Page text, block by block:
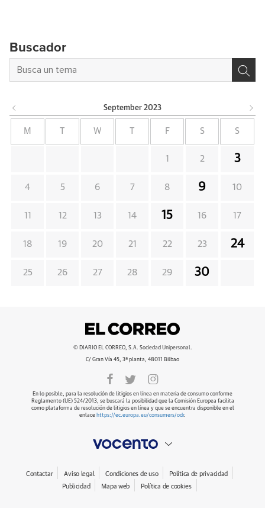
Buscador
September 2023
M W F S S
1 2 3
4 5 6 7 8 9 10
11 12 13 14 15 16 17
18 19 20 21 22 23 24
25 26 27 28 29 30
© DIARIO EL CORREO, S.A. Sociedad Unipersonal.
C/ Gran Vía 45, 3ª planta, 48011 Bilbao
En lo posible, para la resolución de litigios en línea en materia de consumo conforme
Reglamento (UE) 524/2013, se buscará la posibilidad que la Comisión Europea facilita
como plataforma de resolución de litigios en línea y que se encuentra disponible en el
enlace https://ec.europa.eu/consumers/odr.
Contactar Aviso legal Condiciones de uso
Política de privacidad
Publicidad
Mapa web Política de cookies